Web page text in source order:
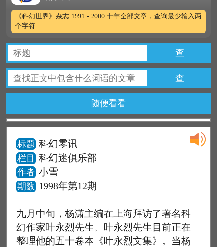
《科幻世界》杂志 1991 - 2000 十年全部文章，查询最少输入两
个字符
查
查
随便看看
标题 科幻零讯
栏目 科幻迷俱乐部
作者 小雪
期数 1998年第12期
九月中旬，杨潇主编在上海拜访了著名科
幻作家叶永烈先生。叶永烈先生目前正在
整理他的五十卷本《叶永烈文集》。当杨